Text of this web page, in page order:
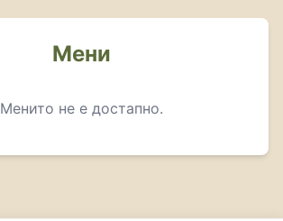
Мени
Менито не е достапно.